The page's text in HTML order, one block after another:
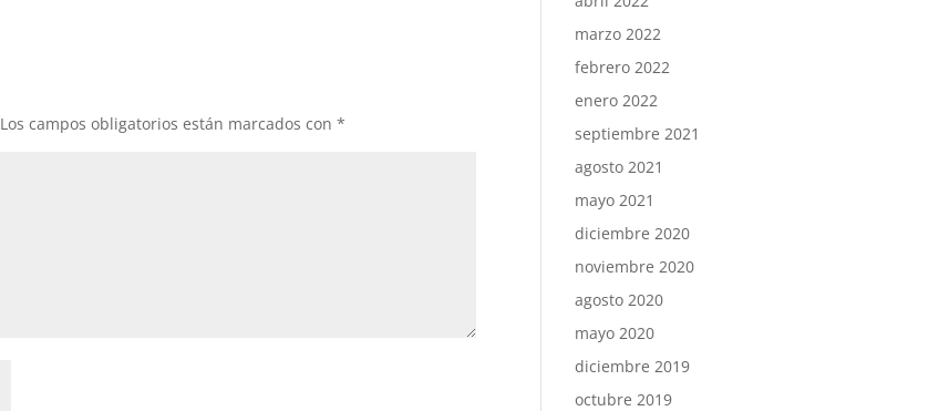
Los campos obligatorios están marcados con*
marzo 2022
febrero 2022
enero 2022
septiembre 2021
agosto 2021
mayo 2021
diciembre 2020
noviembre 2020
agosto 2020
mayo 2020
diciembre 2019
octubre 2019